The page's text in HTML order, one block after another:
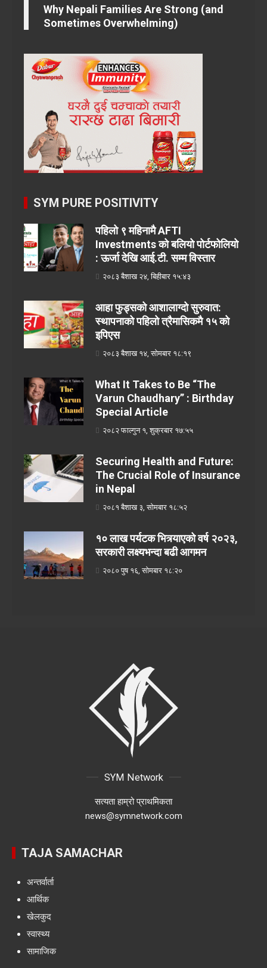
Why Nepali Families Are Strong (and
Sometimes Overwhelming)
SYM PURE POSITIVITY
पहिलो ९ महिनामै AFTI
Investments को बलियो पोर्टफोलियो
: ऊर्जा देखि आई.टी. सम्म विस्तार
२०८३ बैशाख २४, बिहीबार १५:४३
आहा फुड्सको आशालाग्दो सुरुवात:
स्थापनाको पहिलो त्रैमासिकमै १५ को
इपिएस
२०८३ बैशाख १४, सोमबार १८:१९
What It Takes to Be “The
Varun Chaudhary” : Birthday
Special Article
२०८२ फाल्गुन १, शुक्रबार १७:५५
Securing Health and Future:
The Crucial Role of Insurance
in Nepal
२०८१ बैशाख ३, सोमबार १८:५२
१० लाख पर्यटक भित्र्याएको वर्ष २०२३,
सरकारी लक्ष्यभन्दा बढी आगमन
२०८० पुष १६, सोमबार १८:२०
SYM Network
सत्यता हाम्रो प्राथमिकता
news@symnetwork.com
TAJA SAMACHAR
अन्तर्वार्ता
आर्थिक
खेलकुद
स्वास्थ्य
सामाजिक